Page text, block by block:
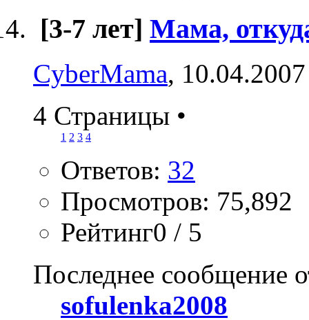
[3-7 лет] Мама,
CyberMama,
4 Страницы •
1 2 3 4
Ответов: 32
Просмотров: 75,892
Рейтинг0 / 5
Последнее сообщение
sofulenka2008